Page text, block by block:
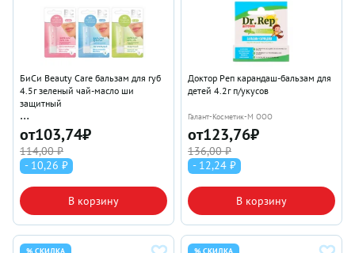
БиСи Beauty Care бальзам для губ
4.5г зеленый чай-масло ши
защитный
Галант-Косметик-М ООО
от103,74₽
114,00 ₽
- 10,26 ₽
В корзину
Доктор Реп карандаш-бальзам для
детей 4.2г п/укусов
Галант-Косметик-М ООО
от123,76₽
136,00 ₽
- 12,24 ₽
В корзину